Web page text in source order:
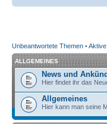
Unbeantwortete Themen •
ALLGEMEINES
News und
Hier findet ihr das
Allgemeines
Hier kann man seine